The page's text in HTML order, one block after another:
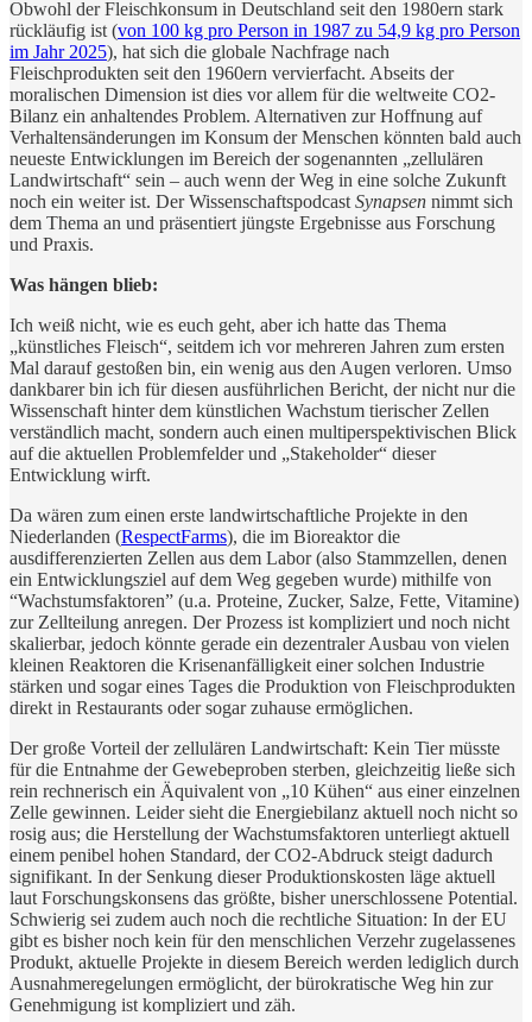
Obwohl der Fleischkonsum in Deutschland seit den 1980ern stark
rückläufig ist (von 100 kg pro Person in 1987 zu 54,9 kg pro Person
im Jahr 2025), hat sich die globale Nachfrage nach
Fleischprodukten seit den 1960ern vervierfacht. Abseits der
moralischen Dimension ist dies vor allem für die weltweite CO2-
Bilanz ein anhaltendes Problem. Alternativen zur Hoffnung auf
Verhaltensänderungen im Konsum der Menschen könnten bald auch
neueste Entwicklungen im Bereich der sogenannten „zellulären
Landwirtschaft“ sein – auch wenn der Weg in eine solche Zukunft
noch ein weiter ist. Der Wissenschaftspodcast Synapsen nimmt sich
dem Thema an und präsentiert jüngste Ergebnisse aus Forschung
und Praxis.
Was hängen blieb:
Ich weiß nicht, wie es euch geht, aber ich hatte das Thema
„künstliches Fleisch“, seitdem ich vor mehreren Jahren zum ersten
Mal darauf gestoßen bin, ein wenig aus den Augen verloren. Umso
dankbarer bin ich für diesen ausführlichen Bericht, der nicht nur die
Wissenschaft hinter dem künstlichen Wachstum tierischer Zellen
verständlich macht, sondern auch einen multiperspektivischen Blick
auf die aktuellen Problemfelder und „Stakeholder“ dieser
Entwicklung wirft.
Da wären zum einen erste landwirtschaftliche Projekte in den
Niederlanden (RespectFarms), die im Bioreaktor die
ausdifferenzierten Zellen aus dem Labor (also Stammzellen, denen
ein Entwicklungsziel auf dem Weg gegeben wurde) mithilfe von
“Wachstumsfaktoren” (u.a. Proteine, Zucker, Salze, Fette, Vitamine)
zur Zellteilung anregen. Der Prozess ist kompliziert und noch nicht
skalierbar, jedoch könnte gerade ein dezentraler Ausbau von vielen
kleinen Reaktoren die Krisenanfälligkeit einer solchen Industrie
stärken und sogar eines Tages die Produktion von Fleischprodukten
direkt in Restaurants oder sogar zuhause ermöglichen.
Der große Vorteil der zellulären Landwirtschaft: Kein Tier müsste
für die Entnahme der Gewebeproben sterben, gleichzeitig ließe sich
rein rechnerisch ein Äquivalent von „10 Kühen“ aus einer einzelnen
Zelle gewinnen. Leider sieht die Energiebilanz aktuell noch nicht so
rosig aus; die Herstellung der Wachstumsfaktoren unterliegt aktuell
einem penibel hohen Standard, der CO2-Abdruck steigt dadurch
signifikant. In der Senkung dieser Produktionskosten läge aktuell
laut Forschungskonsens das größte, bisher unerschlossene Potential.
Schwierig sei zudem auch noch die rechtliche Situation: In der EU
gibt es bisher noch kein für den menschlichen Verzehr zugelassenes
Produkt, aktuelle Projekte in diesem Bereich werden lediglich durch
Ausnahmeregelungen ermöglicht, der bürokratische Weg hin zur
Genehmigung ist kompliziert und zäh.